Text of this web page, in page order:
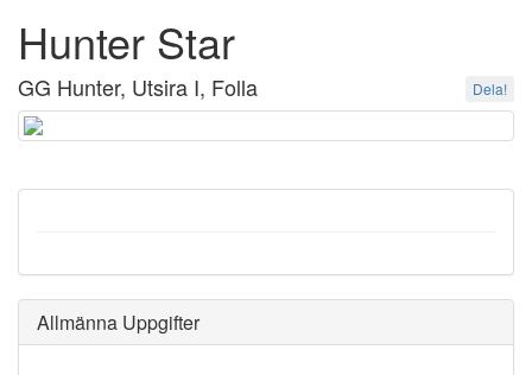
Hunter Star
GG Hunter, Utsira I, Folla Dela!
Allmänna Uppgifter